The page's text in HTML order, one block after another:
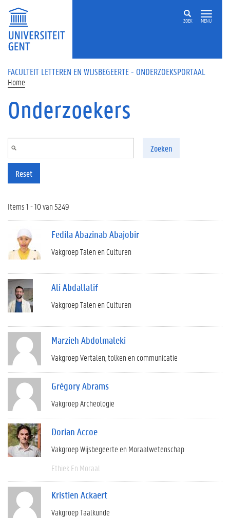
Overslaan en naar de inhoud gaan
ZOEK MENU
FACULTEIT LETTEREN EN WIJSBEGEERTE - ONDERZOEKSPORTAAL
Home
Onderzoekers
Zoeken
Reset
Items 1 - 10 van 5249
Fedila Abazinab Abajobir
Vakgroep Talen en Culturen
Ali Abdallatif
Vakgroep Talen en Culturen
Marzieh Abdolmaleki
Vakgroep Vertalen, tolken en communicatie
Grégory Abrams
Vakgroep Archeologie
Dorian Accoe
Vakgroep Wijsbegeerte en Moraalwetenschap
Ethiek En Moraal
Kristien Ackaert
Vakgroep Taalkunde